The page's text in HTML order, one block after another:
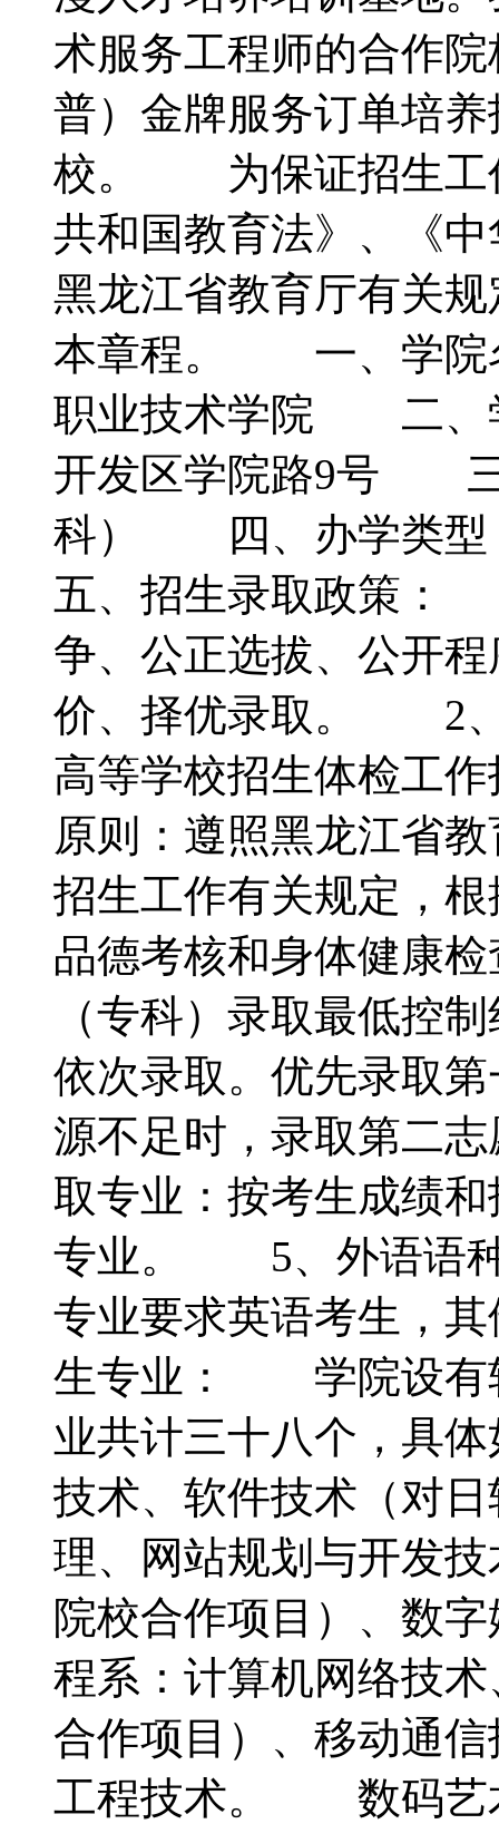
术服务工程师的合作
普）金牌服务订单培
校。 为保证招生工
共和国教育法》、《
黑龙江省教育厅有关
本章程。 一、学院
职业技术学院 二、
开发区学院路9号
科） 四、办学类
五、招生录取政策：
争、公正选拔、公开
价、择优录取。 2、
高等学校招生体检工
原则：遵照黑龙江省
招生工作有关规定，
品德考核和身体健康
（专科）录取最低控
依次录取。优先录取
源不足时，录取第二
取专业：按考生成绩
专业。 5、外语语种
专业要求英语考生，
生专业： 学院设有
业共计三十八个，具
技术、软件技术（对
理、网站规划与开发
院校合作项目）、数
程系：计算机网络技
合作项目）、移动通
工程技术。 数码艺